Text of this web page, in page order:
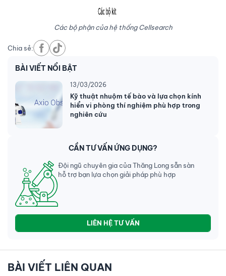
Các bộ phận của hệ thống Cellsearch
Chia sẻ:
BÀI VIẾT NỔI BẬT
13/03/2026
Kỹ thuật nhuộm tế bào và lựa chọn kính
hiển vi phòng thí nghiệm phù hợp trong
nghiên cứu
CẦN TƯ VẤN ỨNG DỤNG?
Đội ngũ chuyên gia của Thăng Long sẵn sàn
hỗ trợ bạn lựa chọn giải pháp phù hợp
LIÊN HỆ TƯ VẤN
BÀI VIẾT LIÊN QUAN